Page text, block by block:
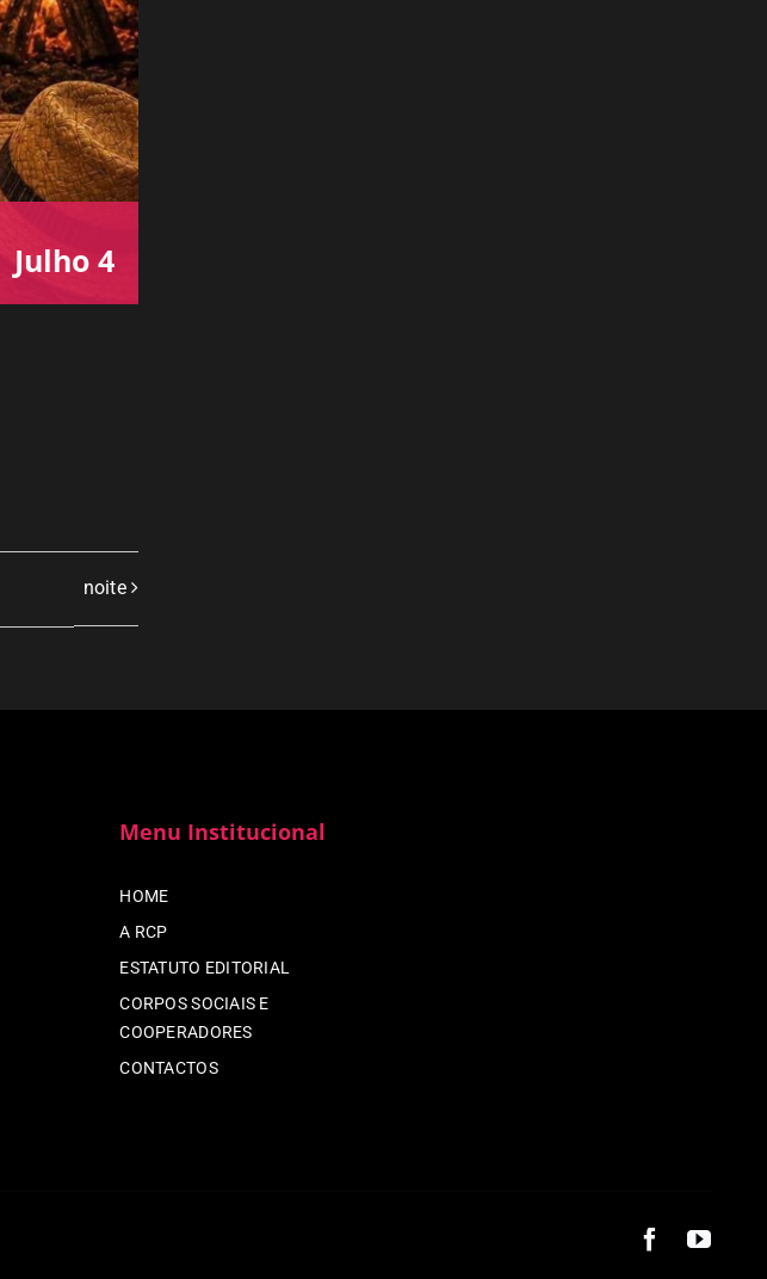
Julho 4
noite
Menu Institucional
HOME
A RCP
ESTATUTO EDITORIAL
CORPOS SOCIAIS E
COOPERADORES
CONTACTOS